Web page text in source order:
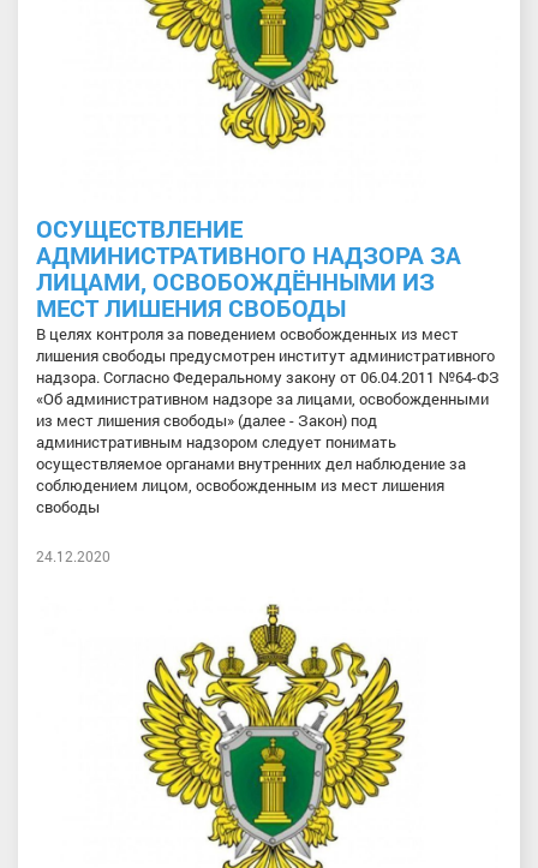
ОСУЩЕСТВЛЕНИЕ
АДМИНИСТРАТИВНОГО НАДЗОРА ЗА
ЛИЦАМИ, ОСВОБОЖДЁННЫМИ ИЗ
МЕСТ ЛИШЕНИЯ СВОБОДЫ
В целях контроля за поведением освобожденных из мест
лишения свободы предусмотрен институт административного
надзора. Согласно Федеральному закону от 06.04.2011 №64-ФЗ
«Об административном надзоре за лицами, освобожденными
из мест лишения свободы» (далее - Закон) под
административным надзором следует понимать
осуществляемое органами внутренних дел наблюдение за
соблюдением лицом, освобожденным из мест лишения
свободы
24.12.2020